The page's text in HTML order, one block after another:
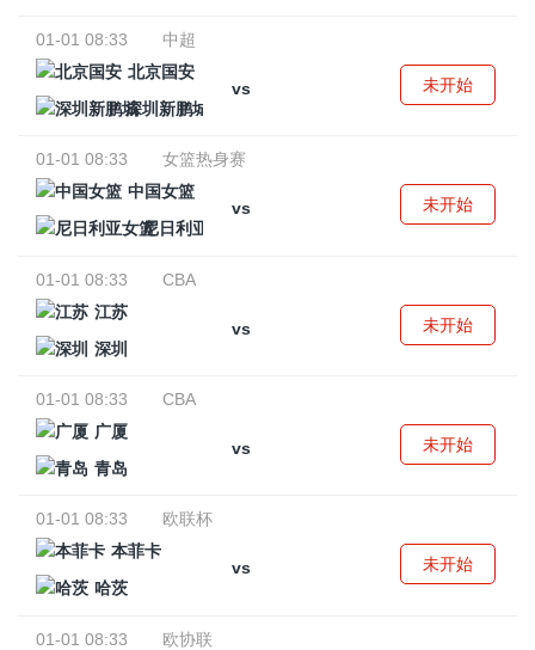
01-01 08:33
中超
北京国安
vs
深圳新鹏城
未开始
01-01 08:33
女篮热身赛
中国女篮
vs
尼日利亚女篮
未开始
01-01 08:33
CBA
江苏
vs
深圳
未开始
01-01 08:33
CBA
广厦
vs
青岛
未开始
01-01 08:33
欧联杯
本菲卡
vs
哈茨
未开始
01-01 08:33
欧协联